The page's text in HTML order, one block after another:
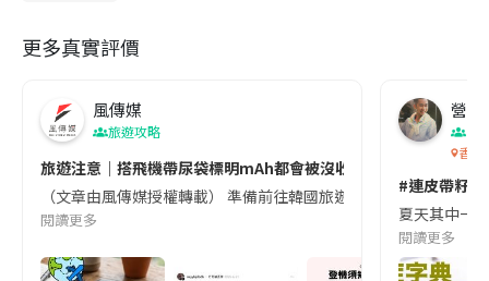
更多真實評價
風傳媒
旅遊攻略
旅遊注意｜搭飛機帶尿袋標明mAh都會被沒收😱出發前切記檢查
（文章由風傳媒授權轉載） 準備前往韓國旅遊的民眾，近期要
閱讀更多
營養
香港
#連皮帶籽
夏天其中一
閱讀更多